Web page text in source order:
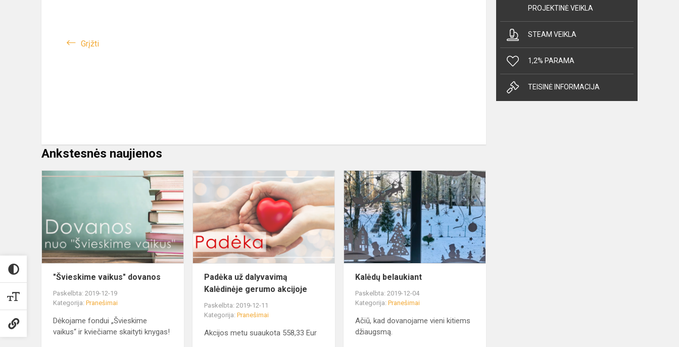
Grįžti
Ankstesnės naujienos
"Švieskime vaikus" dovanos
Paskelbta: 2019-12-19
Kategorija: Pranešimai
Dėkojame fondui „Švieskime
vaikus“ ir kviečiame skaityti knygas!
Padėka už dalyvavimą
Kalėdinėje gerumo akcijoje
Paskelbta: 2019-12-11
Kategorija:Pranešimai
Akcijos metu suaukota 558,33 Eur
Kalėdų belaukiant
Paskelbta: 2019-12-04
Kategorija:Pranešimai
Ačiū, kad dovanojame vieni kitiems
džiaugsmą.
PROJEKTINĖ VEIKLA
STEAM VEIKLA
1,2% PARAMA
TEISINĖ INFORMACIJA